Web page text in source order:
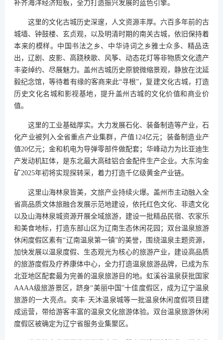
补齐海洋经济短板，全力打造振兴发展的蓝色引擎。
这里的文化古城历史深邃，人文资源丰厚。六百多年前的古
城墙、钟鼓楼、玄贞观，以及明清时期的南关古城，依旧保持着
本来的模样。中国书法之乡、中华诗词之乡雅士众多、精品迭
出，辽剧、皮影、高跷秧歌、风筝、动态花灯等非物质文化遗产
丰姿绰约、尽展魅力。盖州古城历史原貌微缩景观，静放在沈延
毅纪念馆，等待着有缘的客商来此“寻根”，复建文化古城，打造
历史文化名城和影视基地，提升盖州古城的文化价值和商业价
值。
这里的工业基础厚实。大力发展石化、装备制造等产业，石
化产业被列入全省重点产业集群，产值124亿元；装备制造业产
值20亿元；金和机电为导弹零部件做配套；华峰动力为比亚迪生
产发动机缸体，是东北最大高硅铝合金配件生产企业。大东沟金
矿2025年初将实现探转采，着力打造千亿级黄金产业链。
这里山海林泉皆美，文旅产业持续火爆。盖州市主动融入全
省高品质文体旅融合发展示范地建设，依托红色文化、非遗文化
以及山海林泉城资源开展全域旅游，建设一批精品民宿、农家乐
和美食地标，打造东部山区为辽南生态休闲花园；双台温泉旅游
休闲度假区素有“辽南温泉第一镇”的美誉，围绕温泉主题资源，
加快发展以温泉度假、生态观光为核心的旅游产业，建设高品质
的旅游度假及疗养康体中心，全力打造温泉旅游品牌，已成为东
北亚地区配套最为完善的温泉旅游目的地。虹溪谷温泉获批国家
AAAA级旅游景区，跻身“美丽中国”十佳度假区，成为辽宁温泉
旅游的一大亮点。奕丰·天沐温泉城等一批温泉休闲度假项目建
成运营，带给游客丰富的温泉文化旅游体验。双台温泉旅游休闲
度假区被确定为辽宁省服务业集聚区。